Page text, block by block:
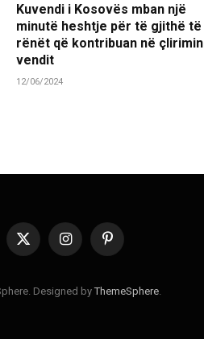
Kuvendi i Kosovës mban një
minutë heshtje për të gjithë të
rënët që kontribuan në çlirimin
vendit
12/06/2024
X
InstagramPinterest
Designed byThemeSphere